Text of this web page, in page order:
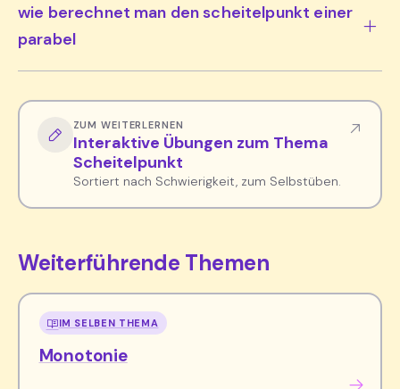
wie berechnet man den scheitelpunkt einer
parabel
ZUM WEITERLERNEN
Interaktive Übungen zum Thema
Scheitelpunkt
Sortiert nach Schwierigkeit, zum Selbstüben.
Weiterführende Themen
IM SELBEN THEMA
Monotonie